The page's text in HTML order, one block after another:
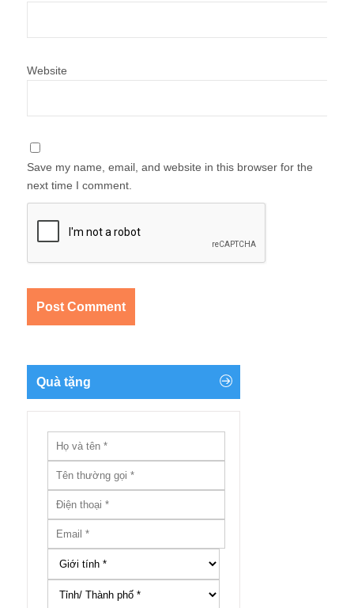
Website
Save my name, email, and website in this browser for the
next time I comment.
Quà tặng